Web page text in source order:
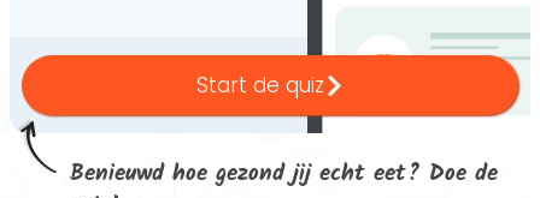
Benieuwd hoe gezond jij echt eet? Doe de
Start de quiz